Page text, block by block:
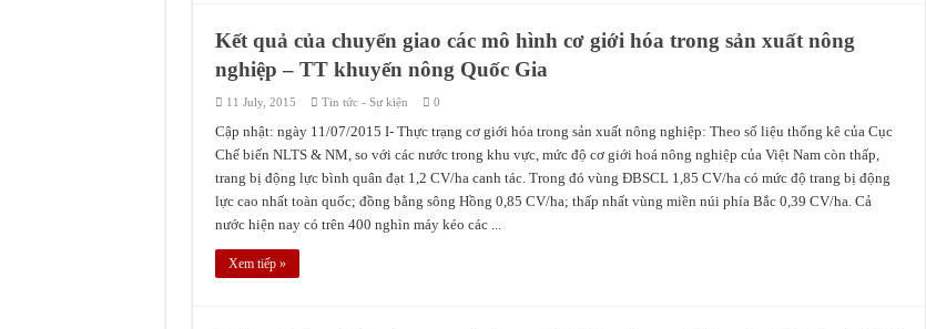
Kết quả của chuyển giao các mô hình cơ giới hóa trong sản xuất nông
nghiệp – TT khuyến nông Quốc Gia
11 July, 2015 Tin tức - Sự kiện 0
Cập nhật: ngày 11/07/2015 I- Thực trạng cơ giới hóa trong sản xuất nông nghiệp: Theo số liệu thống kê của Cục
Chế biến NLTS & NM, so với các nước trong khu vực, mức độ cơ giới hoá nông nghiệp của Việt Nam còn thấp,
trang bị động lực bình quân đạt 1,2 CV/ha canh tác. Trong đó vùng ĐBSCL 1,85 CV/ha có mức độ trang bị động
lực cao nhất toàn quốc; đồng bằng sông Hồng 0,85 CV/ha; thấp nhất vùng miền núi phía Bắc 0,39 CV/ha. Cả
nước hiện nay có trên 400 nghìn máy kéo các ...
Xem tiếp »